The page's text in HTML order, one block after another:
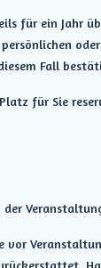
für ein Jahr
Fall
für Sie
der
vor